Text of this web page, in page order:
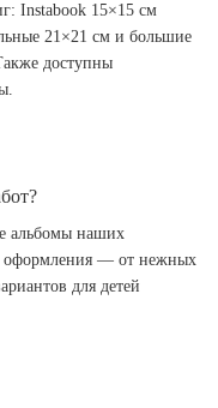
Instabook 15×15 см
21×21 см и большие
доступны
альбомы наших
оформления — от нежных
для детей